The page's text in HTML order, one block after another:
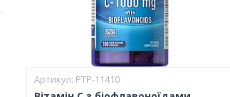
PTP-11410